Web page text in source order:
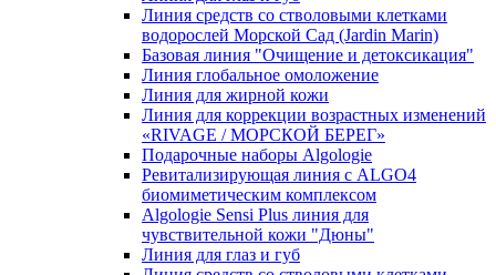
Линия средств со стволовыми клетками
водорослей Морской Сад (Jardin Marin)
Базовая линия "Очищение и детоксикация"
Линия глобальное омоложение
Линия для жирной кожи
Линия для коррекции возрастных изменений
«RIVAGE / МОРСКОЙ БЕРЕГ»
Подарочные наборы Algologie
Ревитализирующая линия с ALGO4
биомиметическим комплексом
Algologie Sensi Plus линия для
чувcтвительной кожи "Дюны"
Линия для глаз и губ